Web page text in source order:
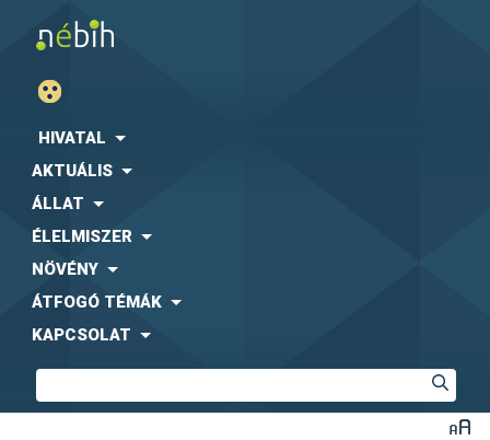
HIVATAL
AKTUÁLIS
ÁLLAT
ÉLELMISZER
NÖVÉNY
ÁTFOGÓ TÉMÁK
KAPCSOLAT